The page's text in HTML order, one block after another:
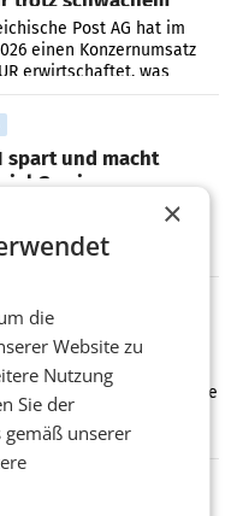
Post AG hat im
einen Konzernumsatz
erwirtschaftet, was
Prozent gegenüber dem
spart und macht
Gewinn
operativ
übertroffen.
ARA und
am POS über
August hinweg rücken die
AG (ARA) und der
die Initiative
in allen österreichischen
×
die
Website zu
Nutzung
Sie der
gemäß unserer